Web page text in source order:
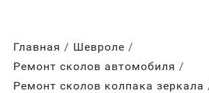
Главная
Шевроле
Ремонт сколов автомобиля
Ремонт сколов колпака зеркала